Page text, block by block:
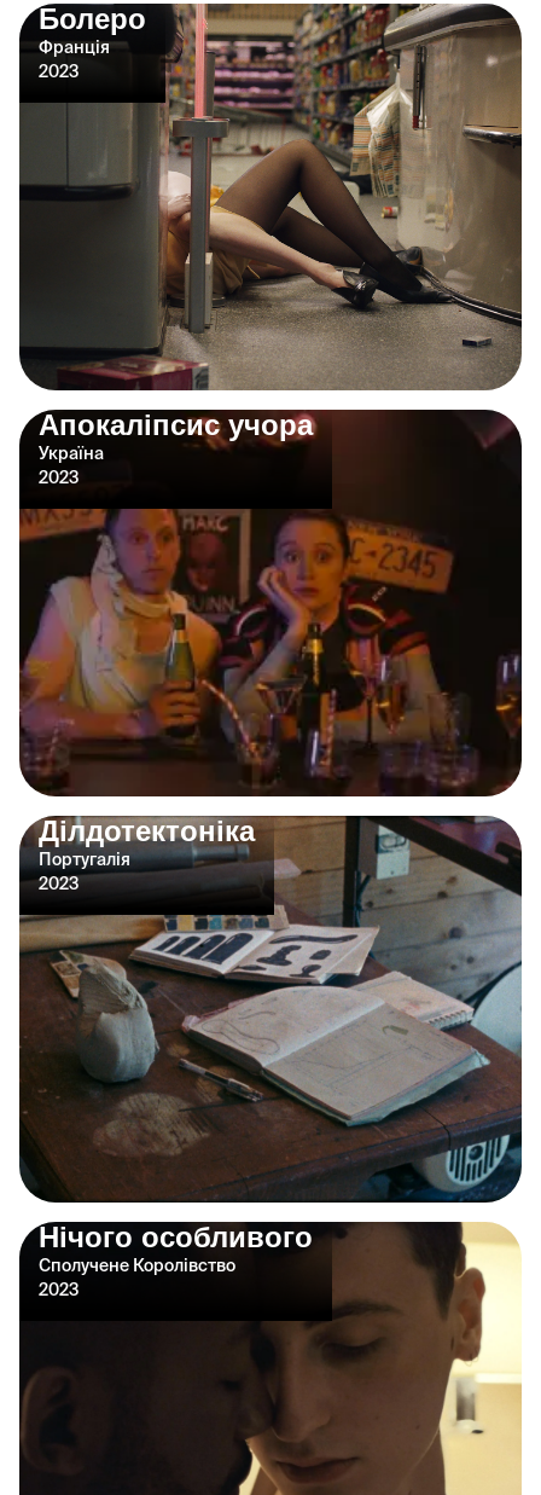
Болеро
Франція
2023
Апокаліпсис учора
Україна
2023
Ділдотектоніка
Португалія
2023
Нічого особливого
Сполучене Королівство
2023